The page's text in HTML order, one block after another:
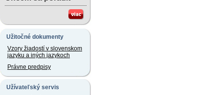
Užitočné dokumenty
Vzory žiadostí v slovenskom
jazyku a iných jazykoch
Právne predpisy
Užívateľský servis